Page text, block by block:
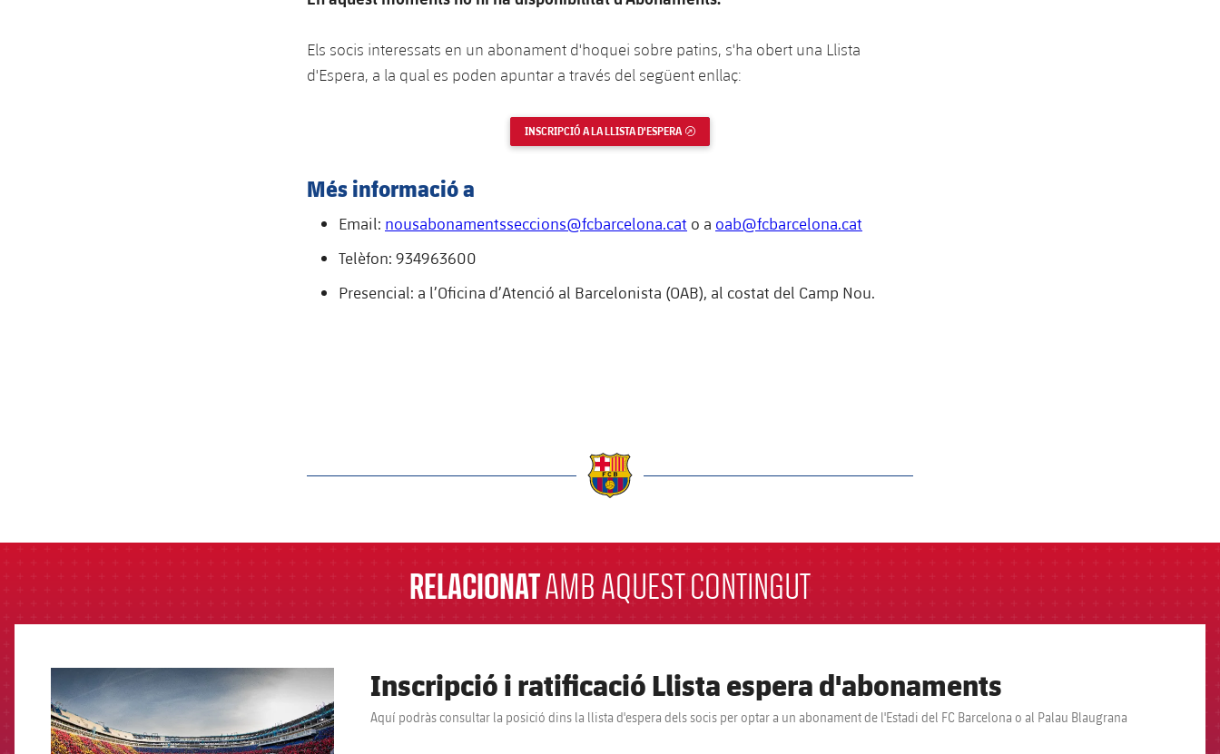
Els socis interessats en un abonament d'hoquei sobre patins, s'ha obert una Llista
d'Espera, a la qual es poden apuntar a través del següent enllaç:
INSCRIPCIÓ A LA LLISTA D'ESPERA
Més informació a
Email: nousabonamentsseccions@fcbarcelona.cat o a oab@fcbarcelona.cat
Telèfon: 934963600
Presencial: a l’Oficina d’Atenció al Barcelonista (OAB), al costat del Camp Nou.
RELACIONATAMB AQUEST CONTINGUT
FCB Barcelona badge Inscripció i ratificació Llista espera d'abonaments
Aquí podràs consultar la posició dins la llista d'espera dels socis per optar a un abonament de l'Estadi del FC Barcelona o al Palau Blaugrana